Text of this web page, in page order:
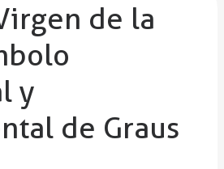
de la
y
de Graus